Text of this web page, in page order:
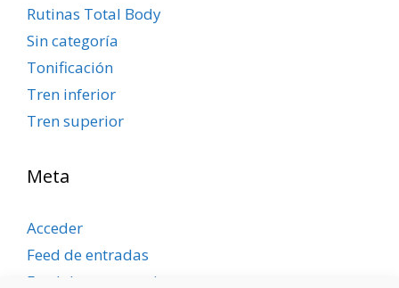
Rutinas Total Body
Sin categoría
Tonificación
Tren inferior
Tren superior
Meta
Acceder
Feed de entradas
Feed de comentarios